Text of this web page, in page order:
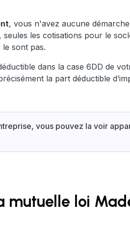
, vous n'avez aucune
les cotisations pour le
sont pas.
dans la case 6DD de
la part déductible
vous pouvez la voir
mutuelle loi